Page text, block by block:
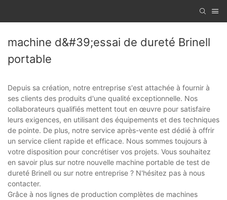
machine d&#39;essai de dureté Brinell
portable
Depuis sa création, notre entreprise s'est attachée à fournir à
ses clients des produits d'une qualité exceptionnelle. Nos
collaborateurs qualifiés mettent tout en œuvre pour satisfaire
leurs exigences, en utilisant des équipements et des techniques
de pointe. De plus, notre service après-vente est dédié à offrir
un service client rapide et efficace. Nous sommes toujours à
votre disposition pour concrétiser vos projets. Vous souhaitez
en savoir plus sur notre nouvelle machine portable de test de
dureté Brinell ou sur notre entreprise ? N'hésitez pas à nous
contacter.
Grâce à nos lignes de production complètes de machines